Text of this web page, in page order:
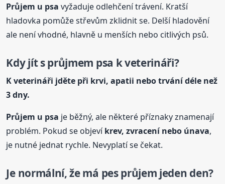
Průjem u psa vyžaduje odlehčení trávení. Kratší
hladovka pomůže střevům zklidnit se. Delší hladovění
ale není vhodné, hlavně u menších nebo citlivých psů.
Kdy jít s průjmem psa k veterináři?
K veterináři jděte při krvi, apatii nebo trvání déle než
3 dny.
Průjem u psa je běžný, ale některé příznaky znamenají
problém. Pokud se objevíkrev, zvracení nebo únava,
je nutné jednat rychle. Nevyplatí se čekat.
Je normální, že má pes průjem jeden den?